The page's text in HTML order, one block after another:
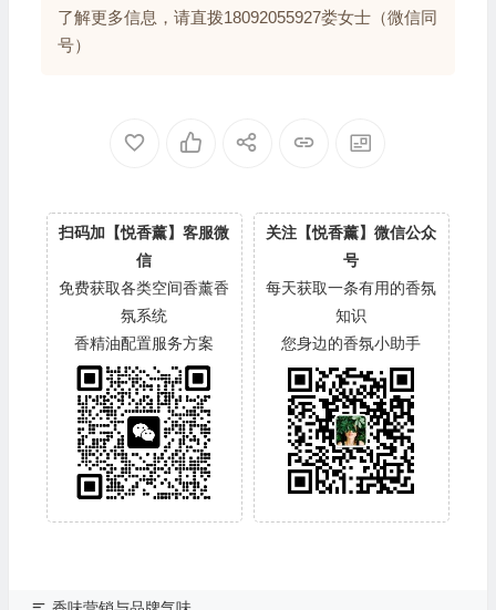
了解更多信息，请直拨18092055927娄女士（微信同
号）
扫码加【悦香薰】客服微
信
免费获取各类空间香薰香
氛系统
香精油配置服务方案
关注【悦香薰】微信公众
号
每天获取一条有用的香氛
知识
您身边的香氛小助手